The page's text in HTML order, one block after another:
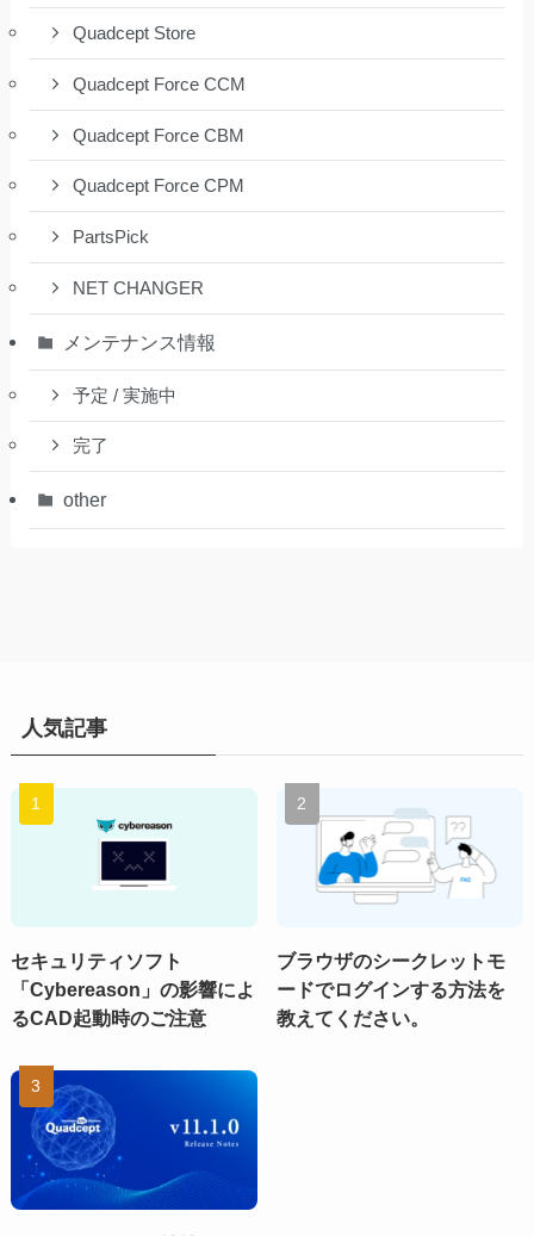
Quadcept Store
Quadcept Force CCM
Quadcept Force CBM
Quadcept Force CPM
PartsPick
NET CHANGER
メンテナンス情報
予定 / 実施中
完了
other
人気記事
セキュリティソフト
「Cybereason」の影響によ
るCAD起動時のご注意
ブラウザのシークレットモ
ードでログインする方法を
教えてください。